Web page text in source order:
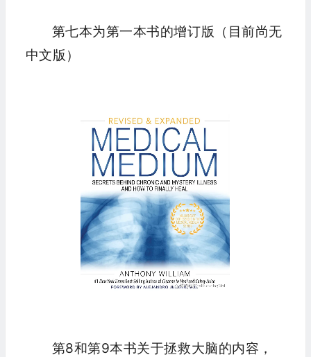
第七本为第一本书的增订版（目前尚无
中文版）
第8和第9本书关于拯救大脑的内容，